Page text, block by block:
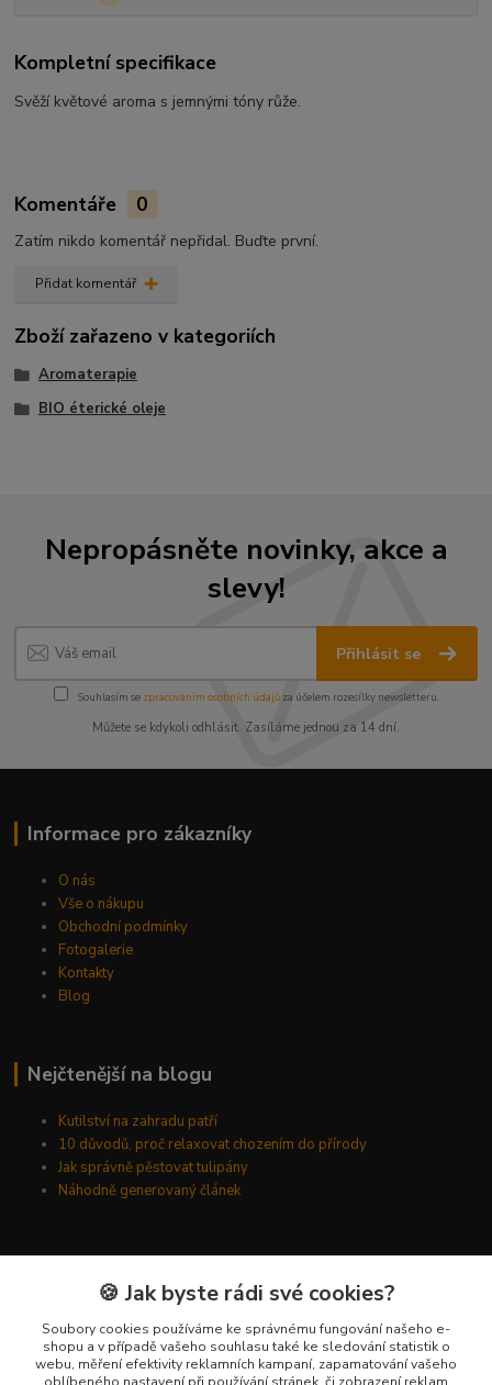
Kompletní specifikace
Svěží květové aroma s jemnými tóny růže.
Komentáře 0
Zatím nikdo komentář nepřidal. Buďte první.
Přidat komentář
Zboží zařazeno v kategoriích
Aromaterapie
BIO éterické oleje
Nepropásněte novinky, akce a
slevy!
Přihlásit se
Souhlasím se zpracováním osobních údajůza účelem rozesílky newsletteru.
Můžete se kdykoli odhlásit. Zasíláme jednou za 14 dní.
Informace pro zákazníky
O nás
Vše o nákupu
Obchodní podmínky
Fotogalerie
Kontakty
Blog
Nejčtenější na blogu
Kutilství na zahradu patří
10 důvodů, proč relaxovat chozením do přírody
Jak správně pěstovat tulipány
Náhodně generovaný článek
Plzeň, 312 00
🍪 Jak byste rádi své cookies?
Soubory cookies používáme ke správnému fungování našeho e-
shopu a v případě vašeho souhlasu také ke sledování statistik o
webu, měření efektivity reklamních kampaní, zapamatování vašeho